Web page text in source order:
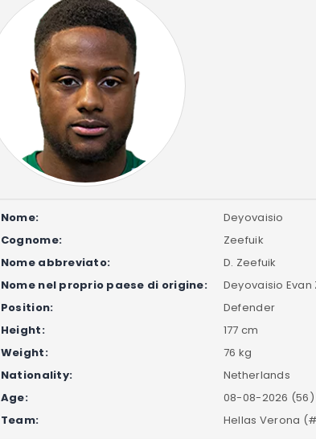
Nome:
Deyovaisio
Cognome:
Zeefuik
Nome abbreviato:
D. Zeefuik
Nome nel proprio paese di origine:
Deyovaisio Evan
Position:
Defender
Height:
177 cm
Weight:
76 kg
Nationality:
Netherlands
Age:
08-08-2026 (56)
Team:
Hellas Verona